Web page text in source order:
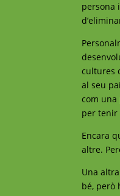
persona
cultures
al seu
com una
per tenir
Encara
altre.
Una
bé, però